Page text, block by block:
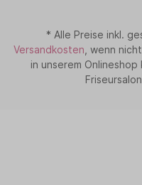
* Alle Preise inkl.
Versandkosten , wenn
in unserem